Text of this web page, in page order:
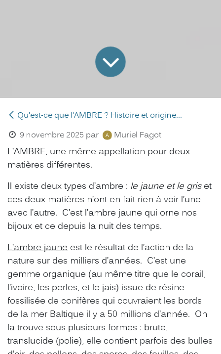
Qu'est-ce que l'AMBRE ? Histoire et origine...
9 novembre 2025 par Muriel Fagot
L’AMBRE, une même appellation pour deux
matières différentes.
Il existe deux types d’ambre : le jaune et le griset
ces deux matières n’ont en fait rien à voir l’une
avec l’autre. C’est l’ambre jaune qui orne nos
bijoux et ce depuis la nuit des temps.
L’ambre jaune est le résultat de l’action de la
nature sur des milliers d’années. C’est une
gemme organique (au même titre que le corail,
l’ivoire, les perles, et le jais) issue de résine
fossilisée de conifères qui couvraient les bords
de la mer Baltique il y a 50 millions d’année. On
la trouve sous plusieurs formes : brute,
translucide (polie), elle contient parfois des bulles